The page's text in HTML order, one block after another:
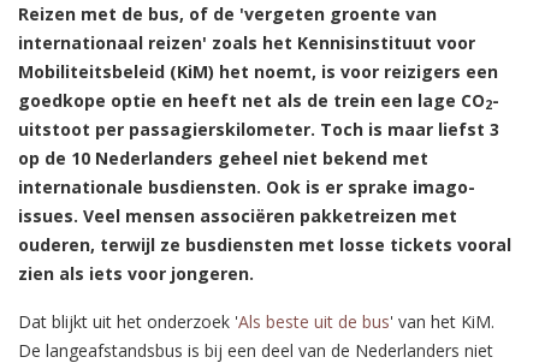
Reizen met de bus, of de 'vergeten groente van
internationaal reizen' zoals het Kennisinstituut voor
Mobiliteitsbeleid (KiM) het noemt, is voor reizigers een
goedkope optie en heeft net als de trein een lage CO2-
uitstoot per passagierskilometer. Toch is maar liefst 3
op de 10 Nederlanders geheel niet bekend met
internationale busdiensten. Ook is er sprake imago-
issues. Veel mensen associëren pakketreizen met
ouderen, terwijl ze busdiensten met losse tickets vooral
zien als iets voor jongeren.
Dat blijkt uit het onderzoek 'Als beste uit de bus' van het KiM.
De langeafstandsbus is bij een deel van de Nederlanders niet